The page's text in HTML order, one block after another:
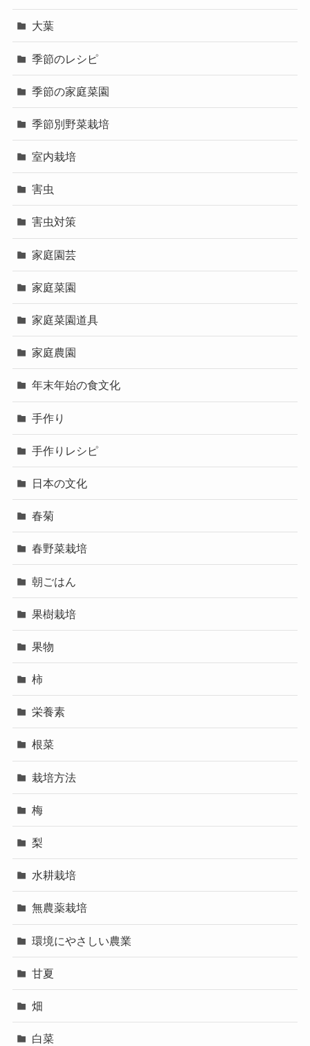
大葉
季節のレシピ
季節の家庭菜園
季節別野菜栽培
室内栽培
害虫
害虫対策
家庭園芸
家庭菜園
家庭菜園道具
家庭農園
年末年始の食文化
手作り
手作りレシピ
日本の文化
春菊
春野菜栽培
朝ごはん
果樹栽培
果物
柿
栄養素
根菜
栽培方法
梅
梨
水耕栽培
無農薬栽培
環境にやさしい農業
甘夏
畑
白菜